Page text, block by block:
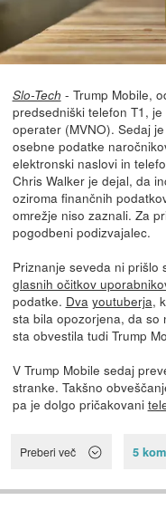
Slo-Tech - Trump Mobile,
predsedniški telefon T1,
operater (MVNO). Sedaj je
osebne podatke
elektronski naslovi in
Chris Walker je dejal, da
oziroma finančnih
omrežje niso zaznali. Za
pogodbeni podizvajalec.
Priznanje seveda ni prišlo
glasnih očitkov
podatke. Dva youtuberja,
sta bila opozorjena, da so
sta obvestila tudi Trump
V Trump Mobile sedaj
stranke. Takšno
pa je dolgo pričakovani
Preberi več 5